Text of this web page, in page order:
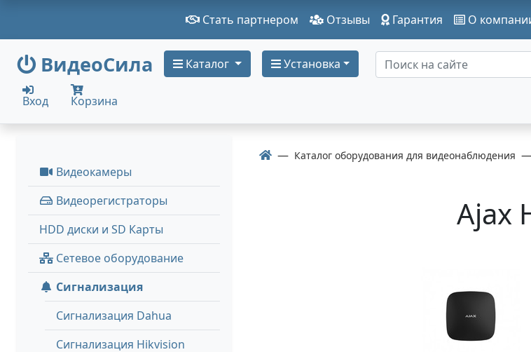
Стать партнером Отзывы Гарантия О
ВидеоСила Каталог Установка
Вход Корзина
Видеокамеры
Видеорегистраторы
HDD диски и SD Карты
Сетевое оборудование
Сигнализация
Сигнализация Dahua
Сигнализация Hikvision
Каталог оборудования для видеонаблюдения
Ajax